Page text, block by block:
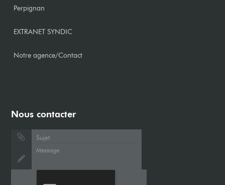
Perpignan
EXTRANET SYNDIC
Notre agence/Contact
Nous contacter